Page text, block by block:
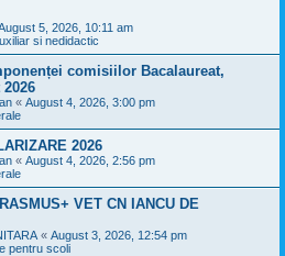
5, 2026, 10:11 am
si nedidactic
comisiilor Bacalaureat,
« August 4, 2026, 3:00 pm
2026
« August 4, 2026, 2:56 pm
VET CN IANCU DE
« August 3, 2026, 12:54 pm
pentru scoli